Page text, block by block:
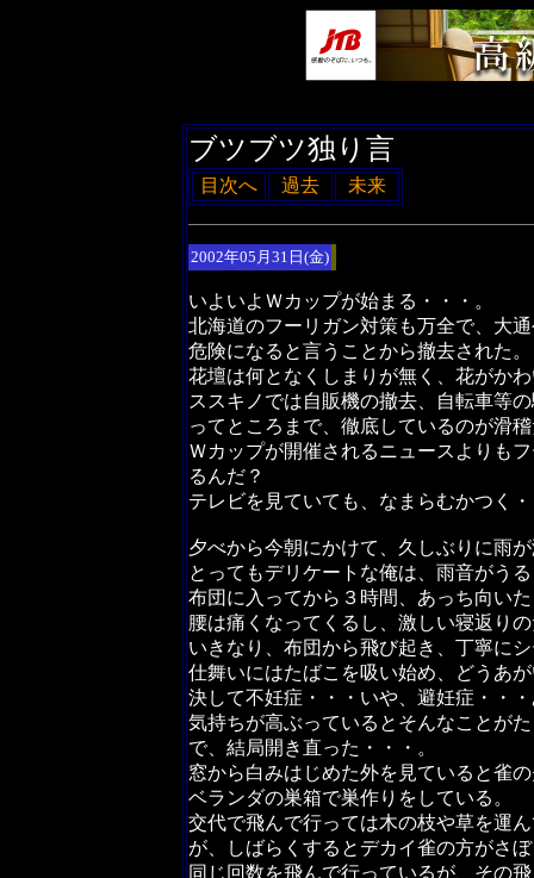
ブツブツ独り言
目次へ 過去 未来
2002年05月31日(金)
いよいよＷカップが始まる・・・。
北海道のフーリガン対策も万全で、大
危険になると言うことから撤去された。
花壇は何となくしまりが無く、花がか
ススキノでは自販機の撤去、自転車等
ってところまで、徹底しているのが滑
Ｗカップが開催されるニュースよりも
るんだ？
テレビを見ていても、なまらむかつく
夕べから今朝にかけて、久しぶりに雨
とってもデリケートな俺は、雨音がう
布団に入ってから３時間、あっち向い
腰は痛くなってくるし、激しい寝返り
いきなり、布団から飛び起き、丁寧に
仕舞いにはたばこを吸い始め、どうあ
決して不妊症・・・いや、避妊症・・
気持ちが高ぶっているとそんなことが
で、結局開き直った・・・。
窓から白みはじめた外を見ていると雀
ベランダの巣箱で巣作りをしている。
交代で飛んで行っては木の枝や草を運
が、しばらくするとデカイ雀の方がさ
同じ回数を飛んで行っているが、その